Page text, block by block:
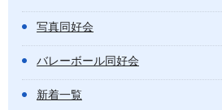
写真同好会
バレーボール同好会
新着一覧